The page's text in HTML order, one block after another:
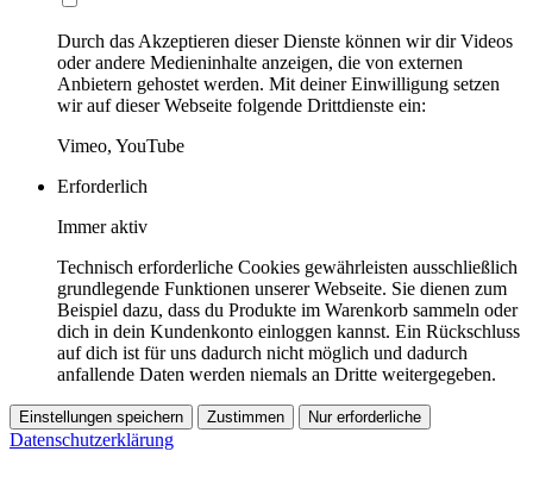
Durch das Akzeptieren dieser Dienste können wir dir Videos
oder andere Medieninhalte anzeigen, die von externen
Anbietern gehostet werden. Mit deiner Einwilligung setzen
wir auf dieser Webseite folgende Drittdienste ein:
Vimeo, YouTube
Erforderlich
Immer aktiv
Technisch erforderliche Cookies gewährleisten ausschließlich
grundlegende Funktionen unserer Webseite. Sie dienen zum
Beispiel dazu, dass du Produkte im Warenkorb sammeln oder
dich in dein Kundenkonto einloggen kannst. Ein Rückschluss
auf dich ist für uns dadurch nicht möglich und dadurch
anfallende Daten werden niemals an Dritte weitergegeben.
Einstellungen speichern Zustimmen Nur erforderliche
Datenschutzerklärung